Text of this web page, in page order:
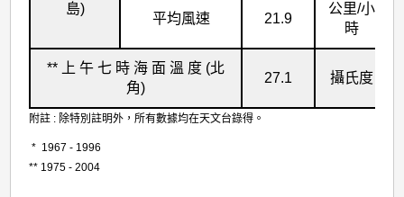
島)
平均風速 21.9
公里/小
時
** 上 午 七 時 海 面 溫 度 (北
角)
27.1 攝氏度
附註 : 除特別註明外，所有數據均在天文台錄得。
* 1967 - 1996
** 1975 - 2004